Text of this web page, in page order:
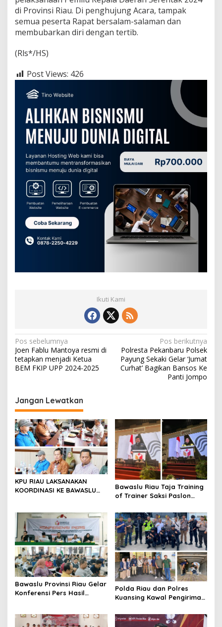
di Provinsi Riau. Di penghujung Acara, tampak
semua peserta Rapat bersalam-salaman dan
membubarkan diri dengan tertib.
(Rls*/HS)
Post Views: 426
Ikuti Kami
N
a
v
g
a
s
i
p
o
s
Pos sebelumnya
Joen Fablu Mantoya resmi di
tetapkan menjadi Ketua
BEM FKIP UPP 2024-2025
Pos berikutnya
Polresta Pekanbaru Polsek
Payung Sekaki Gelar ‘Jumat
Curhat’ Bagikan Bansos Ke
Panti Jompo
Jangan Lewatkan
KPU RIAU LAKSANAKAN
KOORDINASI KE BAWASLU
Bawaslu Riau Taja Training
of Trainer Saksi Paslon
Diharapkan
Bawaslu Provinsi Riau Gelar
Konferensi Pers Hasil
Pada Masa Kampanye 2024
Polda Riau dan Polres
Kuansing Kawal Pengiriman
Kuansing.